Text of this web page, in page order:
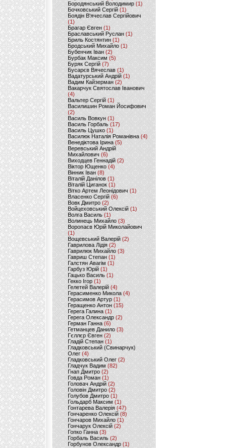
Бородянський Володимир (1)
Бочковський Сергій (1)
Боядін В'ячеслав Сергійович
(1)
Брагар Євген (1)
Браславський Руслан (1)
Бриль Костянтин (1)
Бродський Михайло (1)
Бубенчик Іван(2)
Бурбак Максим (5)
Буряк Сергій (7)
Бусарєв Вячеслав (1)
Вадатурський Андрій (1)
Вадим Кайзерман (2)
Вакарчук Святослав Іванович
(4)
Вальтер Сергій (1)
Василишин Роман Йосифович
(2)
Василь Вовкун (1)
Василь Горбаль (17)
Василь Цушко (1)
Василюк Наталія Романівна (4)
Венедіктова Ірина(5)
Веревський Андрій
Михайлович (6)
Виходцев Геннадій (2)
Віктор Ющенко (4)
Вінник Іван (8)
Віталій Данілов (1)
Віталій Циганок (1)
Вітко Артем Леонідович(1)
Власенко Сергій (6)
Вовк Дмитро(2)
Войцеховський Олексій(1)
Волга Василь (1)
Волинець Михайло (3)
Воропаєв Юрій Миколайович
(1)
Вощевський Валерій(2)
Гаврилова Лідія (2)
Гаврилюк Михайло (3)
Гавриш Степан (1)
Галстян Авагім (1)
Гарбуз Юрій (1)
Гацько Василь (1)
Гекко Ігор(1)
Гелетей Валерій (4)
Герасименко Микола (4)
Герасимов Артур (1)
Геращенко Антон(15)
Герега Галина (1)
Герега Олександр (2)
Герман Ганна (6)
Гетманцев Данило (3)
Гєллєр Євген (2)
Гладій Степан(1)
Гладковський (Свинарчук)
Олег (4)
Гладковський Олег (2)
Гладчук Вадим (82)
Гнап Дмитро (2)
Говда Роман(1)
Головач Андрій (2)
Головін Дмитро (2)
Голубов Дмитро (1)
Гольдарб Максим(1)
Гонтарева Валерія (47)
Гончаренко Олексій(8)
Гончаров Михайло (1)
Гончарук Олексій (2)
Гопко Ганна (3)
Горбаль Василь (2)
Горбунов Олександр (1)